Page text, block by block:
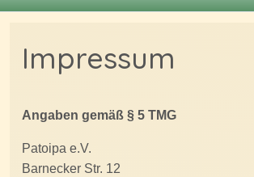
Impressum
Angaben gemäß § 5 TMG
Patoipa e.V.
Barnecker Str. 12